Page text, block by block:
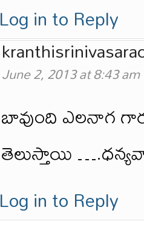
Log in to Reply
June 2, 2013 at 8:43 am
బావుంది ఎలనాగ
తెలుస్తాయి
Log in to Reply